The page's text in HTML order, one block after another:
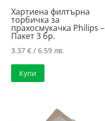
Хартиена филтърна
торбичка за
прахосмукачка Philips –
Пакет 3 бр.
3.37€ / 6.59 лв.
Купи